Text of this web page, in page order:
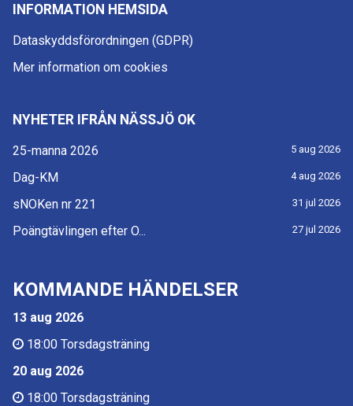
INFORMATION HEMSIDA
Dataskyddsförordningen (GDPR)
Mer information om cookies
NYHETER IFRÅN NÄSSJÖ OK
25-manna 2026 5 aug 2026
Dag-KM 4 aug 2026
sNOKen nr 221 31 jul 2026
Poängtävlingen efter O... 27 jul 2026
KOMMANDE HÄNDELSER
13 aug 2026
18:00 Torsdagsträning
20 aug 2026
18:00 Torsdagsträning